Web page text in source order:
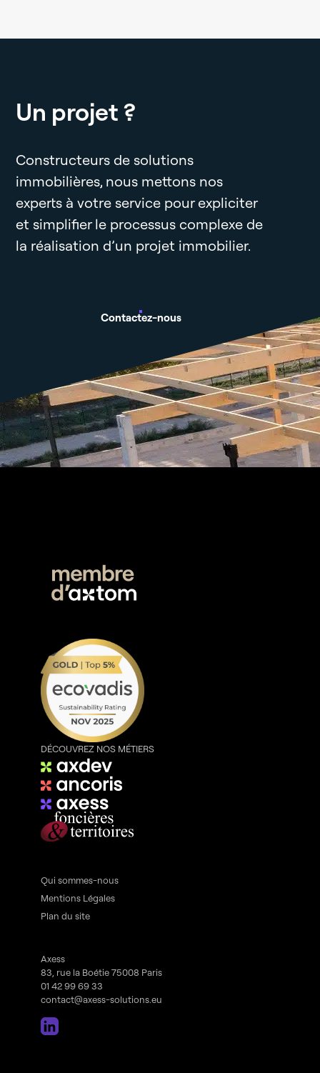
Un projet ?
Constructeurs de solutions
immobilières, nous mettons nos
experts à votre service pour expliciter
et simplifier le processus complexe de
la réalisation d’un projet immobilier.
Contactez-nous
DÉCOUVREZ NOS MÉTIERS
Qui sommes-nous
Mentions Légales
Plan du site
Axess
83, rue la Boétie 75008 Paris
01 42 99 69 33
contact@axess-solutions.eu